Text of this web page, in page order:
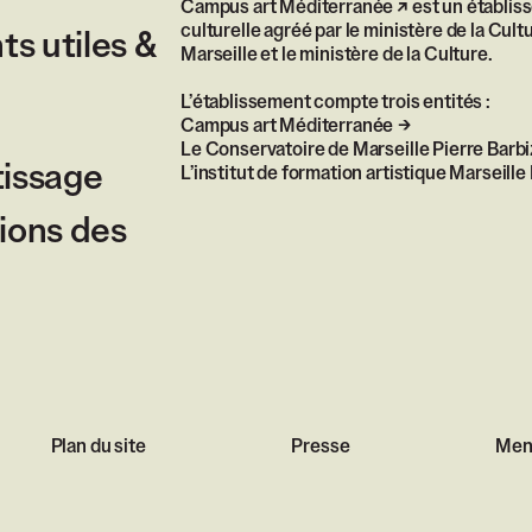
utiles &
des
Campus art Méditerranée
est un
culturelle agréé par le ministère de la
Marseille et le ministère de la Culture.
L’établissement compte trois entités :
Campus art Méditerranée
Le Conservatoire de Marseille Pierre
L’institut de formation artistique
Plan du site Presse